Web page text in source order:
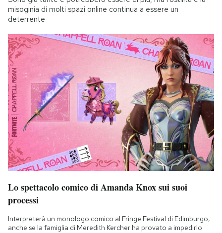
misoginia di molti spazi online continua a essere un
deterrente
Lo spettacolo comico di Amanda Knox sui suoi
processi
Interpreterà un monologo comico al Fringe Festival di Edimburgo,
anche se la famiglia di Meredith Kercher ha provato a impedirlo